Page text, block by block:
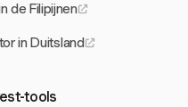
de Filipijnen
in Duitsland
tools